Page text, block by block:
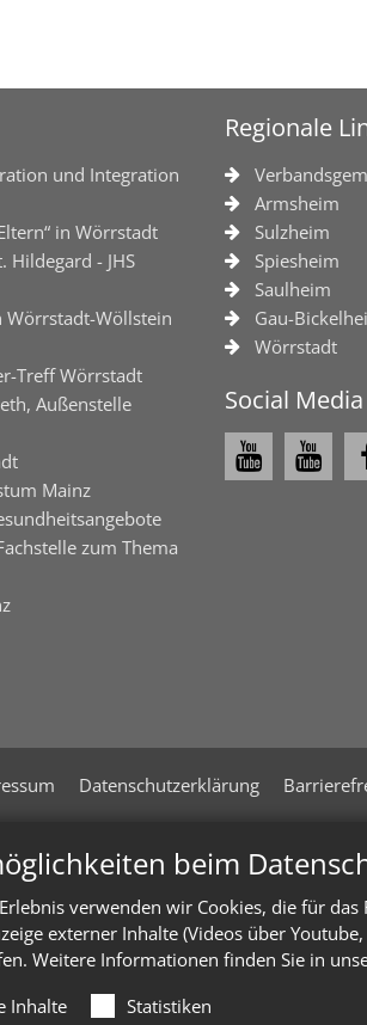
beim
verwenden wir Cookies, die für
externer Inhalte (Videos über
Weitere Informationen finden Sie in
Inhalte Statistiken
und Integration
in Wörrstadt
Hildegard - JHS
Wörrstadt-Wöllstein
Treff Wörrstadt
Außenstelle
Mainz
zum Thema
Regionale
Armsheim
Sulzheim
Spiesheim
Saulheim
Gau-
Wörrstadt
Social Media
Datenschutzerklärung